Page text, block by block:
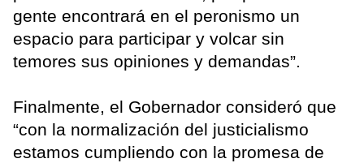
gente encontrará en el peronismo un
espacio para participar y volcar sin
temores sus opiniones y demandas”.
Finalmente, el Gobernador consideró que
“con la normalización del justicialismo
estamos cumpliendo con la promesa de